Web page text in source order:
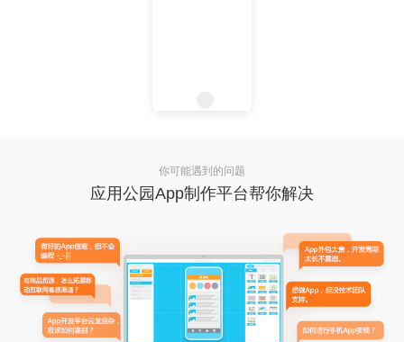
你可能遇到的问题
应用公园App制作平台帮你解决